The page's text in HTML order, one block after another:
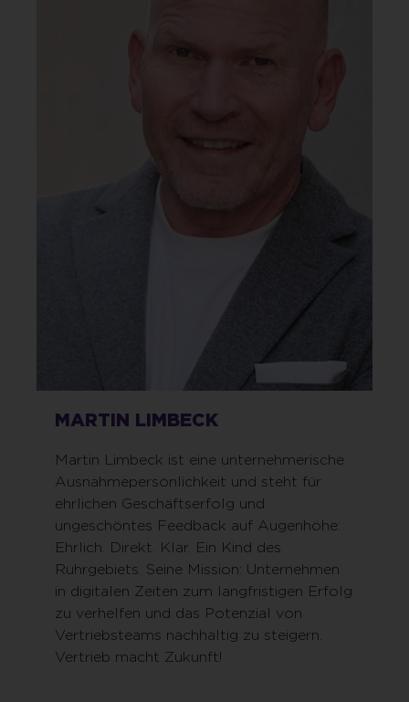
MARTIN LIMBECK
Martin Limbeck ist eine unternehmerische
Ausnahmepersönlichkeit und steht für
ehrlichen Geschäftserfolg und
ungeschöntes Feedback auf Augenhöhe:
Ehrlich. Direkt. Klar. Ein Kind des
Ruhrgebiets. Seine Mission: Unternehmen
in digitalen Zeiten zum langfristigen Erfolg
zu verhelfen und das Potenzial von
Vertriebsteams nachhaltig zu steigern.
Vertrieb macht Zukunft!